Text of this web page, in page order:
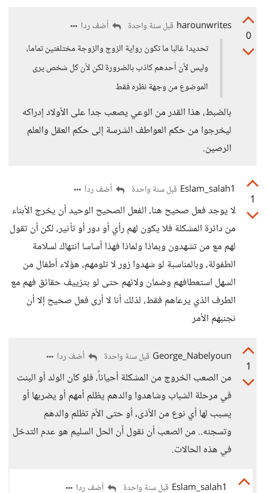
0
harounwrites قبل سنة واحدة
أضف ردا
تحديدا غالبا ما تكون رواية الزوج والزوجة مختلفتين تماما،
وليس لأن أحدهم كاذب بالضرورة لكن لأن كل شخص يرى
الموضوع من وجهة نظره فقط
بالضبط، هذا القدر من الوعي يصعب جدا على الأولاد إدراكه
ليخرجوا من حكم العواطف الشرسة إلى حكم العقل والعلم
الرصين.
1
Eslam_salah1 قبل سنة واحدة أضف ردا
لا يوجد فعل صحيح هنا، الفعل الصحيح الوحيد أن يخرج الأبناء
من دائرة المشكلة فلا يكون لهم رأي أو دور أو تأثير، لكن أن تقول
لهم مع من تشهدون وبماذا ولماذا فهذا أساسا انتهاك لسلامة
الطفولة، وبالمناسبة لو شهدوا زور لا تلومهم، هؤلاء أطفال من
السهل استعطافهم وضمان ولائهم حتى لو بتزييف حقائق فهم مع
الطرف الذي يرعاهم فقط، لذلك أنا لا أرى فعل صحيح إلا أن
نجنبهم الأمر
1
George_Nabelyoun قبل سنة واحدة أضف ردا
من الصعب الخروج من المشكلة أحياناً، فلو كان الولد أو البنت
في مرحلة الشباب وشاهدوا والدهم يظلم أمهم أو يضربها أو
يسبب لها أي نوع من الأذى، أو حتى الأم تظلم والدهم
وتسجنه.. من الصعب أن نقول أن الحل السليم هو عدم التدخل
في هذه الحالات.
Eslam_salah1 قبل سنة واحدة أضف ردا